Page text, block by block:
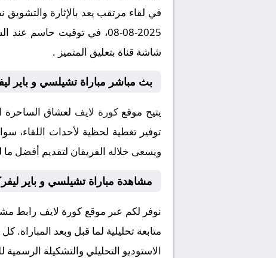
في لقاء مرتقب يعد بالإثارة
شاشة قناة بتعليق المتميز .
بث مباشر مباراة تشيلسي و باير
يتيح موقعكورة لايف لعشاق الساحرة
توفير تغطية لحظية لأحداث اللقاء،
ويسعى خلاله الفريقان لتقديم أفضل ما
مشاهدة مباراة تشيلسي و باير
نوفر لكم عبر موقع كورة لايف رابط
متابعة تحليلية لما قبل وبعد
الاستوديو التحليلي والتشكيلة الرسمية